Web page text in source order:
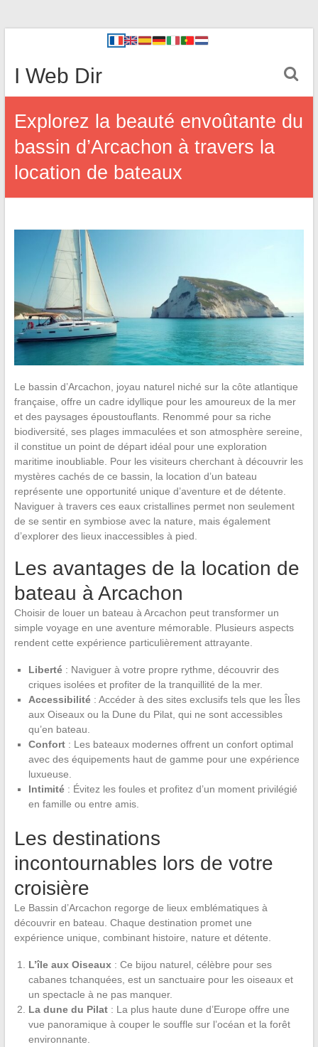
I Web Dir
Explorez la beauté envoûtante du
bassin d’Arcachon à travers la
location de bateaux
Le bassin d’Arcachon, joyau naturel niché sur la côte atlantique
française, offre un cadre idyllique pour les amoureux de la mer
et des paysages époustouflants. Renommé pour sa riche
biodiversité, ses plages immaculées et son atmosphère sereine,
il constitue un point de départ idéal pour une exploration
maritime inoubliable. Pour les visiteurs cherchant à découvrir les
mystères cachés de ce bassin, la location d’un bateau
représente une opportunité unique d’aventure et de détente.
Naviguer à travers ces eaux cristallines permet non seulement
de se sentir en symbiose avec la nature, mais également
d’explorer des lieux inaccessibles à pied.
Les avantages de la location de
bateau à Arcachon
Choisir de louer un bateau à Arcachon peut transformer un
simple voyage en une aventure mémorable. Plusieurs aspects
rendent cette expérience particulièrement attrayante.
Liberté: Naviguer à votre propre rythme, découvrir des
criques isolées et profiter de la tranquillité de la mer.
Accessibilité: Accéder à des sites exclusifs tels que les Îles
aux Oiseaux ou la Dune du Pilat, qui ne sont accessibles
qu’en bateau.
Confort: Les bateaux modernes offrent un confort optimal
avec des équipements haut de gamme pour une expérience
luxueuse.
Intimité: Évitez les foules et profitez d’un moment privilégié
en famille ou entre amis.
Les destinations
incontournables lors de votre
croisière
Le Bassin d’Arcachon regorge de lieux emblématiques à
découvrir en bateau. Chaque destination promet une
expérience unique, combinant histoire, nature et détente.
L’île aux Oiseaux: Ce bijou naturel, célèbre pour ses
cabanes tchanquées, est un sanctuaire pour les oiseaux et
un spectacle à ne pas manquer.
La dune du Pilat: La plus haute dune d’Europe offre une
vue panoramique à couper le souffle sur l’océan et la forêt
environnante.